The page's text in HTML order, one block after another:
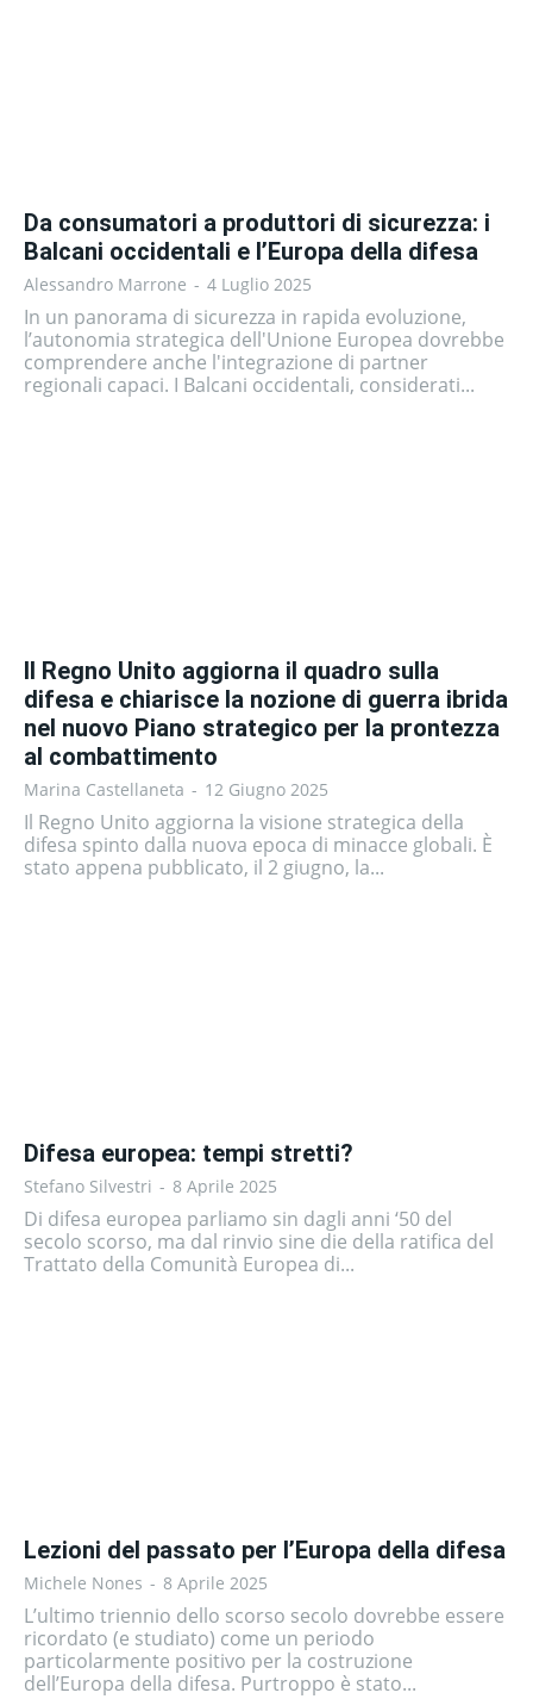
Da consumatori a produttori di sicurezza: i
Balcani occidentali e l’Europa della difesa
Alessandro Marrone - 4 Luglio 2025
In un panorama di sicurezza in rapida evoluzione,
l’autonomia strategica dell'Unione Europea dovrebbe
comprendere anche l'integrazione di partner
regionali capaci. I Balcani occidentali, considerati...
Il Regno Unito aggiorna il quadro sulla
difesa e chiarisce la nozione di guerra ibrida
nel nuovo Piano strategico per la prontezza
al combattimento
Marina Castellaneta - 12 Giugno 2025
Il Regno Unito aggiorna la visione strategica della
difesa spinto dalla nuova epoca di minacce globali. È
stato appena pubblicato, il 2 giugno, la...
Difesa europea: tempi stretti?
Stefano Silvestri - 8 Aprile 2025
Di difesa europea parliamo sin dagli anni ‘50 del
secolo scorso, ma dal rinvio sine die della ratifica del
Trattato della Comunità Europea di...
Lezioni del passato per l’Europa della difesa
Michele Nones - 8 Aprile 2025
L’ultimo triennio dello scorso secolo dovrebbe essere
ricordato (e studiato) come un periodo
particolarmente positivo per la costruzione
dell’Europa della difesa. Purtroppo è stato...